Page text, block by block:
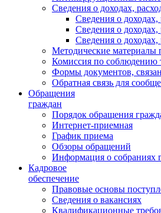
Сведения о доходах,
Сведения о
Сведения о
Сведения о доходах,
Методические материалы
Комиссия по соблюдению
Формы документов,
Обратная связь для
Обращения
граждан
Порядок обращения
Интернет-приемная
График приема
Обзоры обращений
Информация о собраниях
Кадровое
обеспечение
Правовые основы
Сведения о вакансиях
Квалификационные